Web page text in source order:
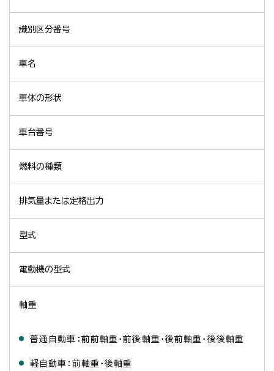
識別区分番号
車名
車体の形状
車台番号
燃料の種類
排気量または定格出力
型式
電動機の型式
軸重
普通自動車：前前軸重・前後軸重・後前軸重・後後軸重
軽自動車：前軸重・後軸重